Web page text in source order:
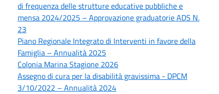
di frequenza delle strutture educative pubbliche e
mensa 2024/2025 – Approvazione graduatorie ADS N.
23
Piano Regionale Integrato di Interventi in favore della
Famiglia – Annualità 2025
Colonia Marina Stagione 2026
Assegno di cura per la disabilità gravissima - DPCM
3/10/2022 – Annualità 2024